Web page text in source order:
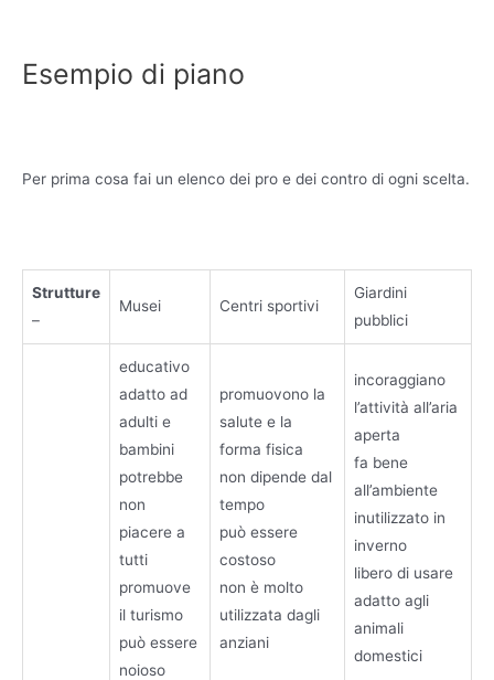
Esempio di piano
Per prima cosa fai un elenco dei pro e dei contro di ogni scelta.
Strutture
–
Musei Centri sportivi
Giardini
pubblici
educativo
adatto ad
adulti e
bambini
potrebbe
non
piacere a
tutti
promuove
il turismo
può essere
noioso
promuovono la
salute e la
forma fisica
non dipende dal
tempo
può essere
costoso
non è molto
utilizzata dagli
anziani
incoraggiano
l’attività all’aria
aperta
fa bene
all’ambiente
inutilizzato in
inverno
libero di usare
adatto agli
animali
domestici